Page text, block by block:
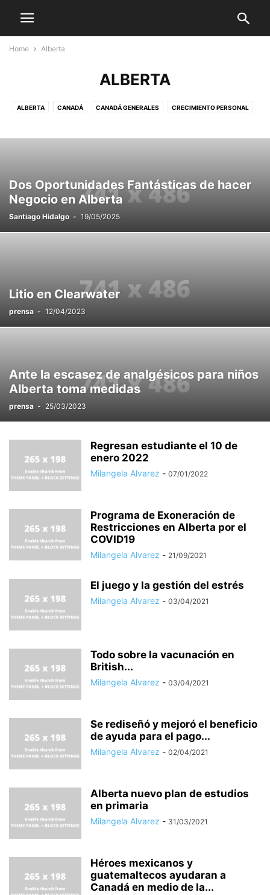
Home Alberta
ALBERTA
ALBERTA CANADÁ CANADÁ GENERALES CRECIMIENTO PERSONAL
EDMONTON EMIGRAR A CANADÁ GALERIA INTERNACIONALES
STREET FASHION STYLE HUNTER TECH TECNOLOGÍA TRAVEL
VIDEO VIDEOS VOGUE
Dos Oportunidades Fantásticas de hacer
Negocio en Alberta
Santiago Hidalgo - 19/05/2025
Litio en Clearwater
prensa - 12/04/2023
Ante la escasez de analgésicos para niños
Alberta toma medidas
prensa - 25/03/2023
Regresan estudiante el 10 de
enero 2022
Milangela Alvarez - 07/01/2022
Programa de Exoneración de
Restricciones en Alberta por el
COVID19
Milangela Alvarez - 21/09/2021
El juego y la gestión del estrés
Milangela Alvarez - 03/04/2021
Todo sobre la vacunación en
British...
Milangela Alvarez - 03/04/2021
Se rediseñó y mejoró el beneficio
de ayuda para el pago...
Milangela Alvarez - 02/04/2021
Alberta nuevo plan de estudios
en primaria
Milangela Alvarez - 31/03/2021
Héroes mexicanos y
guatemaltecos ayudaran a
Canadá en medio de la...